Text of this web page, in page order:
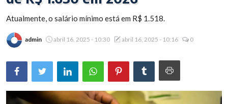
Brasil
Atualmente, o salário mínimo está em R$ 1.518.
admin abril 16, 2025 - 10:30 abril 16, 2025 - 10:16 0